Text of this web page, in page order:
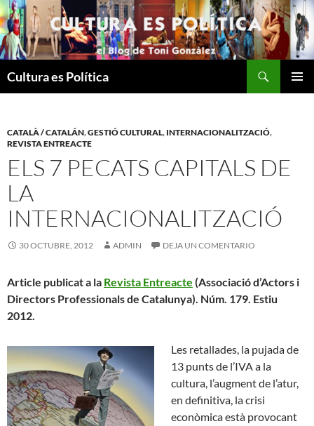
Saltar
al
contenido
Cultura es Política
CATALÀ / CATALÁN,GESTIÓ CULTURAL, INTERNACIONALITZACIÓ,
REVISTA ENTREACTE
ELS 7 PECATS CAPITALS DE
LA
INTERNACIONALITZACIÓ
30 OCTUBRE, 2012 ADMIN DEJA UN COMENTARIO
Article publicat a la Revista Entreacte (Associació d’Actors i
Directors Professionals de Catalunya). Núm. 179. Estiu
2012.
Les retallades, la pujada de
13 punts de l’IVA a la
cultura, l’augment de l’atur,
en definitiva, la crisi
econòmica està provocant